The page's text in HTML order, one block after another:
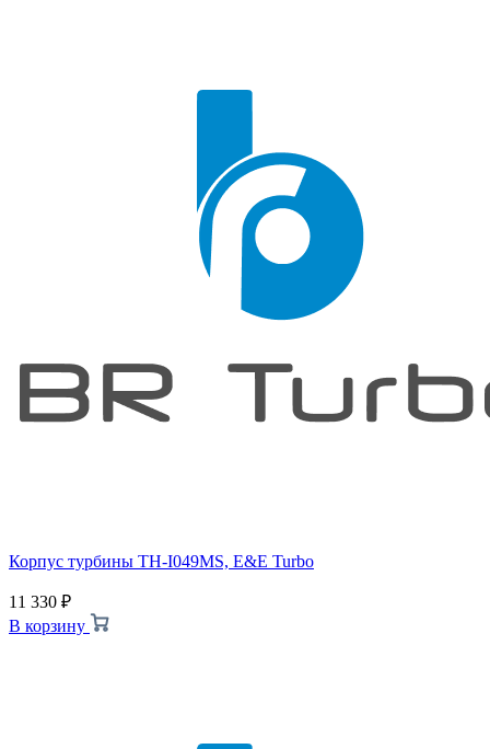
Корпус турбины TH-I049MS, E&E Turbo
11 330 ₽
В корзину